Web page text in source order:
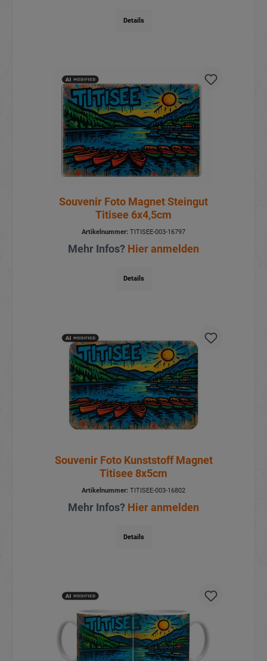
Details
Souvenir Foto Magnet Steingut
Titisee 6x4,5cm
Artikelnummer: TITISEE-003-16797
Mehr Infos? Hier anmelden
Details
Souvenir Foto Kunststoff Magnet
Titisee 8x5cm
Artikelnummer: TITISEE-003-16802
Mehr Infos? Hier anmelden
Details